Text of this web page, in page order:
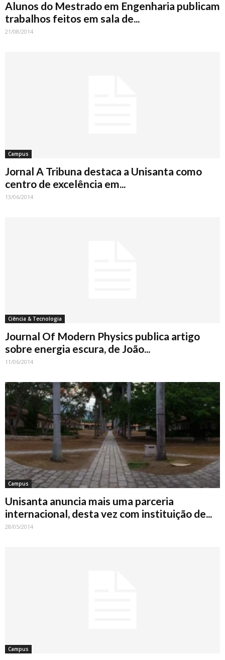
Alunos do Mestrado em Engenharia publicam
trabalhos feitos em sala de...
21/08/2014
Campus
Jornal A Tribuna destaca a Unisanta como
centro de excelência em...
13/06/2014
Ciência & Tecnologia
Journal Of Modern Physics publica artigo
sobre energia escura, de João...
11/06/2014
Campus
Unisanta anuncia mais uma parceria
internacional, desta vez com instituição de...
28/05/2014
Campus